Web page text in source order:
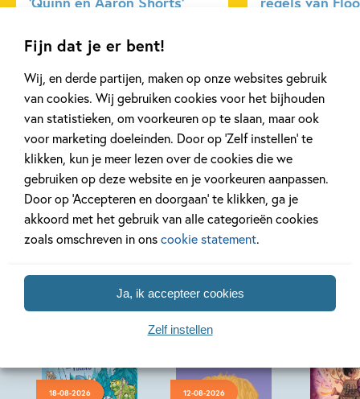
Fijn dat je er bent!
Wij, en derde partijen, maken op onze websites gebruik
van cookies. Wij gebruiken cookies voor het bijhouden
van statistieken, om voorkeuren op te slaan, maar ook
voor marketing doeleinden. Door op ‘Zelf instellen’ te
klikken, kun je meer lezen over de cookies die we
gebruiken op deze website en je voorkeuren aanpassen.
Door op ‘Accepteren en doorgaan’ te klikken, ga je
akkoord met het gebruik van alle categorieën cookies
zoals omschreven in onscookie statement.
Ja, ik accepteer cookies
Zelf instellen
en speelsheid, deze serie zal Griffiths-fans doen genieten en
- Books+Publishing
Bekijk alle artikelen
Bekijk ook eens
18-08-2026 12-08-2026